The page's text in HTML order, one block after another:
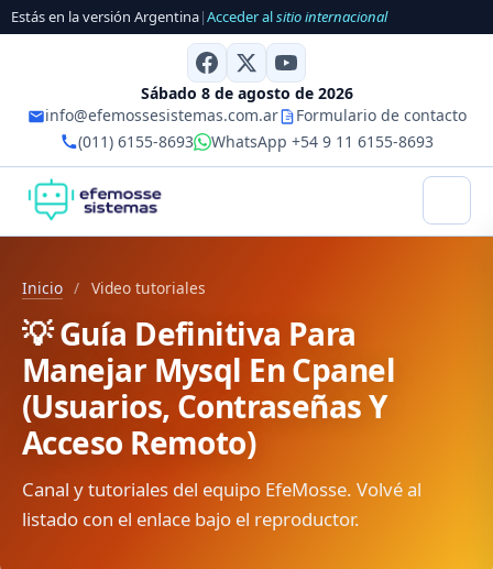
Estás en la versión Argentina|Acceder alsitio internacional
Sábado 8 de agosto de 2026
info@efemossesistemas.com.ar
Formulario de contacto
(011) 6155-8693
WhatsApp +54 9 11 6155-8693
Inicio / Video tutoriales
💡 Guía Definitiva Para
Manejar Mysql En Cpanel
(Usuarios, Contraseñas Y
Acceso Remoto)
Canal y tutoriales del equipo EfeMosse. Volvé al
listado con el enlace bajo el reproductor.